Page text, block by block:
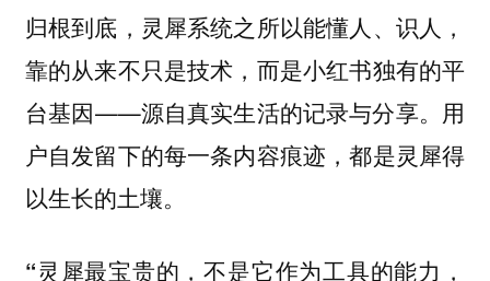
归根到底，灵犀系统之所以能懂人、识人，
靠的从来不只是技术，而是小红书独有的平
台基因——源自真实生活的记录与分享。用
户自发留下的每一条内容痕迹，都是灵犀得
以生长的土壤。
“灵犀最宝贵的，不是它作为工具的能力，